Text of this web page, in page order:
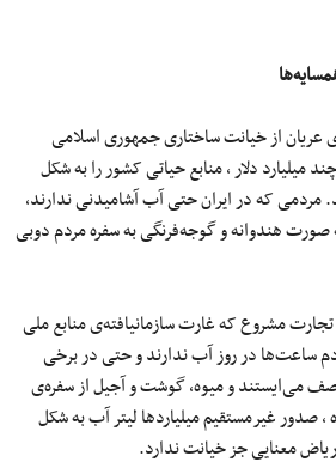
از خیانت ساختاری جمهوری اسلامی
دلار ، منابع حیاتی کشور را به شکل
که در ایران حتی آب آشامیدنی ندارند،
هندوانه و گوجه‌فرنگی به سفره مردم دوبی
مشروع که غارت سازمانیافته‌ی منابع ملی
ساعت‌ها در روز آب ندارند و حتی در برخی
می‌ایستند و میوه، گوشت و آجیل از سفره‌ی
غیرمستقیم میلیاردها لیتر آب به شکل
معنایی جز خیانت ندارد.